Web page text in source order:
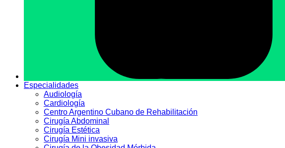
Especialidades
Audiologí­a
Cardiología
Centro Argentino Cubano de Rehabilitación
Cirugía Abdominal
Cirugía Estética
Cirugía Mini invasiva